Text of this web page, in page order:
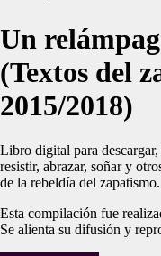
Un
(Textos del
2015/2018)
Libro digital para
resistir, abrazar, soñar y
de la rebeldía del zapatismo.
Esta compilación fue
Se alienta su difusión y